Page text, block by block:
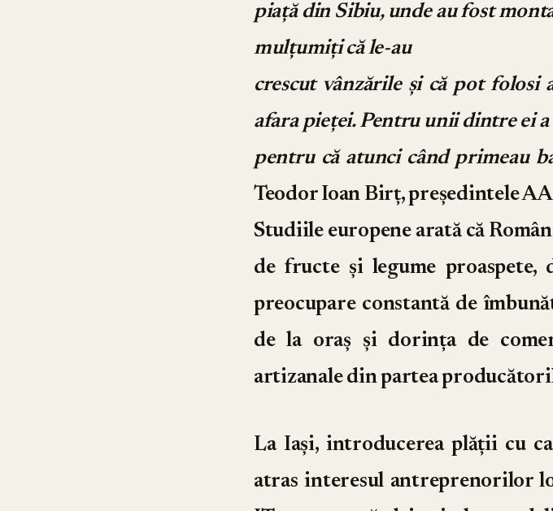
piață din Sibiu, unde au fost
mulțumiți că le-au
crescut vânzările și că pot folosi
afara pieței. Pentru unii dintre ei
pentru că atunci când primeau
Teodor Ioan Birț, președintele
Studiile europene arată că
de fructe și legume proaspete,
preocupare constantă de
de la oraș și dorința de
artizanale din partea
La Iași, introducerea plății cu
atras interesul antreprenorilor